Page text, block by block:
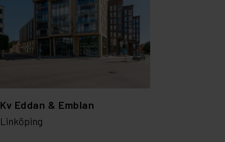
Kv Eddan & Emblan
Linköping